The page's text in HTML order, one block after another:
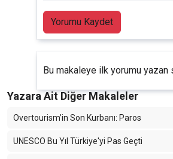
Yorumu Kaydet
Bu makaleye ilk yorumu yazan
Yazara Ait Diğer Makaleler
Overtourism’in Son Kurbanı: Paros
UNESCO Bu Yıl Türkiye'yi Pas Geçti